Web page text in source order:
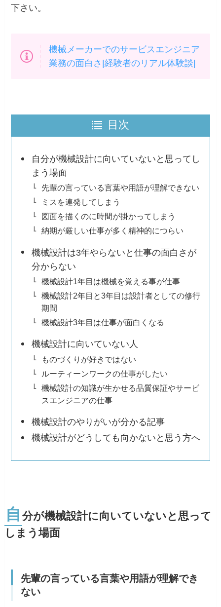
下さい。
機械メーカーでのサービスエンジニア
業務の面白さ|経験者のリアル体験談|
目次
自分が機械設計に向いていないと思ってし
まう場面
先輩の言っている言葉や用語が理解できない
ミスを連発してしまう
図面を描くのに時間が掛かってしまう
納期が厳しい仕事が多く精神的につらい
機械設計は3年やらないと仕事の面白さが
分からない
機械設計1年目は機械を覚える事が仕事
機械設計2年目と3年目は設計者としての修行
期間
機械設計3年目は仕事が面白くなる
機械設計に向いていない人
ものづくりが好きではない
ルーティーンワークの仕事がしたい
機械設計の知識が生かせる品質保証やサービ
スエンジニアの仕事
機械設計のやりがいが分かる記事
機械設計がどうしても向かないと思う方へ
自 分が機械設計に向いていないと思って
しまう場面
先輩の言っている言葉や用語が理解でき
ない